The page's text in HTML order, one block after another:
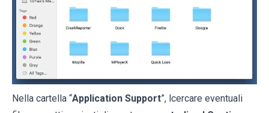
Nella cartella “Application Support”, lcercare eventuali